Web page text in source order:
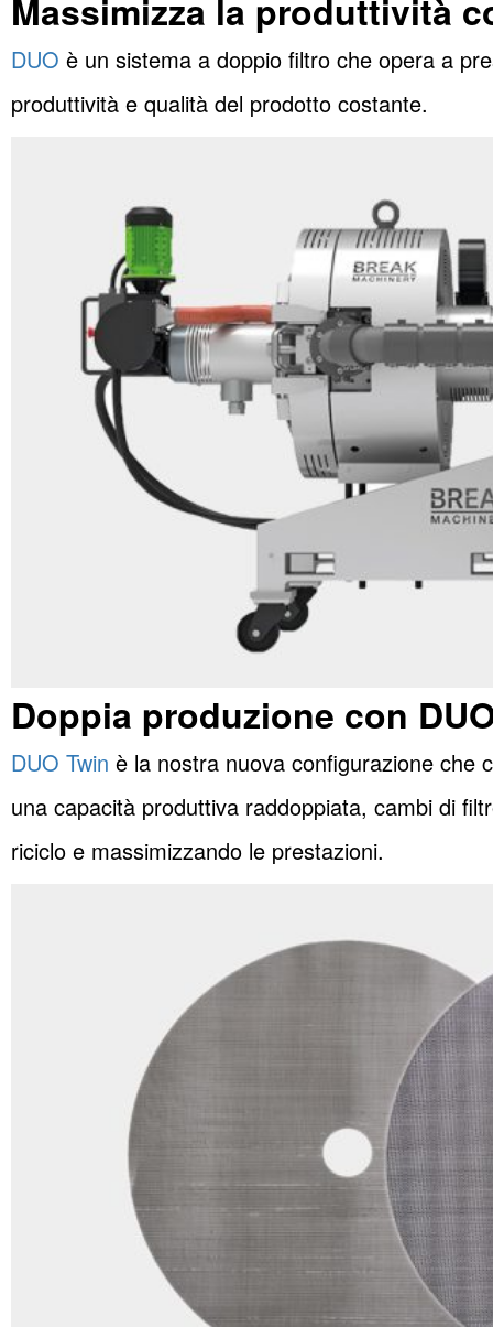
Massimizza la produttività
DUO è un sistema a doppio filtro che opera a
produttività e qualità del prodotto costante.
Doppia produzione con
DUO Twin è la nostra nuova configurazione che
una capacità produttiva raddoppiata, cambi di
riciclo e massimizzando le prestazioni.